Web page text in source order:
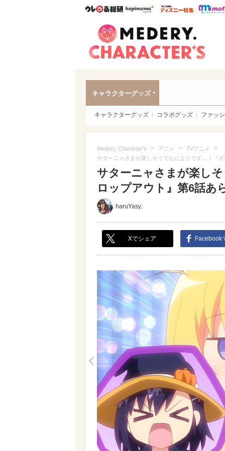
ウレぴあ総研ハピママ*
ウレぴ
キャラクターグッズ
キャラクターグッズ コラボグッズ ファッ
Medery. Character's > アニメ > TVアニメ >
サターニャさまが楽しそうでなによりです…！『
サターニャさまが楽し
ロップアウト』第6話あ
haruYasy.
Xでシェア Facebook